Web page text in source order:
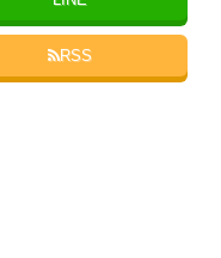
RSS